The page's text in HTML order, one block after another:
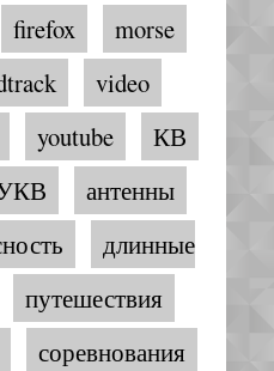
firefox
morse
video
youtube
КВ
антенны
длинные
путешествия
соревнования